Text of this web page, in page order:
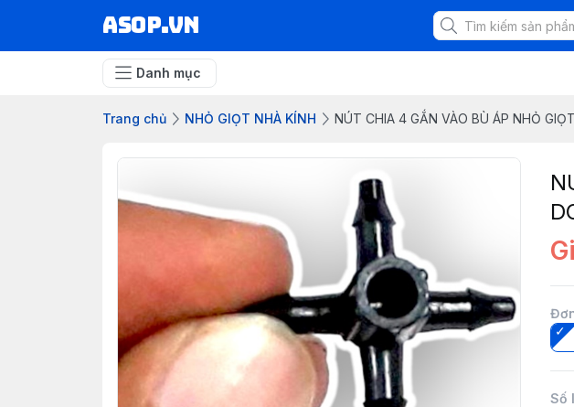
asop.vn
Danh mục
Trang chủ NHỎ GIỌT NHÀ KÍNH NÚT CHIA 4 GẮN VÀO BÙ ÁP NHỎ
Số